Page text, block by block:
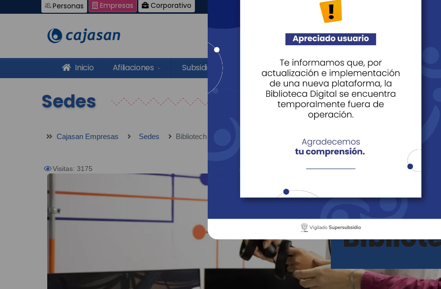
Personas Empresas Corporativo
Agéndate
Inicio Afiliaciones Subsidios Recreación Educación Cultura
Sedes
Cajasan Empresas Sedes Bibliotech
Visitas: 3175